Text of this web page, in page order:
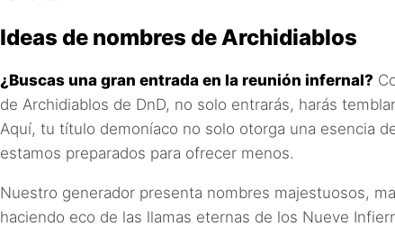
Ideas de nombres de Archidiablos
¿Buscas una gran entrada en la reunión infernal?
de Archidiablos de DnD, no solo entrarás, harás
Aquí, tu título demoníaco no solo otorga una esencia
estamos preparados para ofrecer menos.
Nuestro generador presenta nombres majestuosos,
haciendo eco de las llamas eternas de los Nueve